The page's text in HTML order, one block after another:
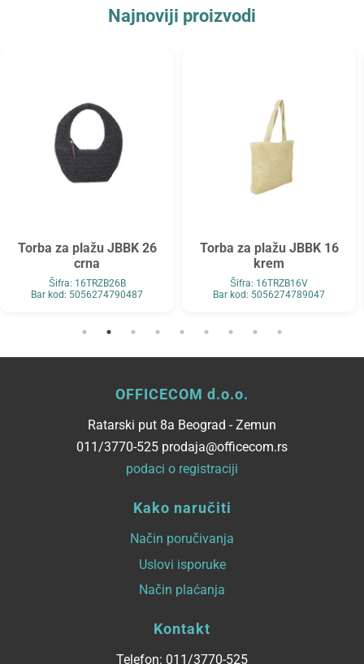
Najnoviji proizvodi
Torba za plažu JBBK 26
crna
Šifra: 16TRZB26B
Bar kod: 5056274790487
Torba za plažu JBBK 16
krem
Šifra: 16TRZB16V
Bar kod: 5056274789047
OFFICECOM d.o.o.
Ratarski put 8a Beograd - Zemun
011/3770-525 prodaja@officecom.rs
podaci o registraciji
Kako naručiti
Način poručivanja
Uslovi isporuke
Način plaćanja
Kontakt
Telefon: 011/3770-525